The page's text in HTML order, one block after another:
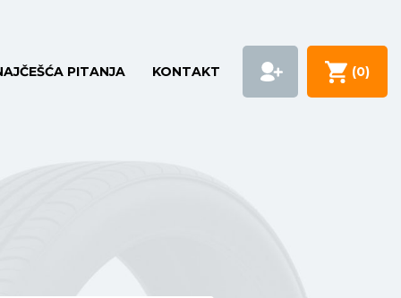
PITANJA KONTAKT (0)